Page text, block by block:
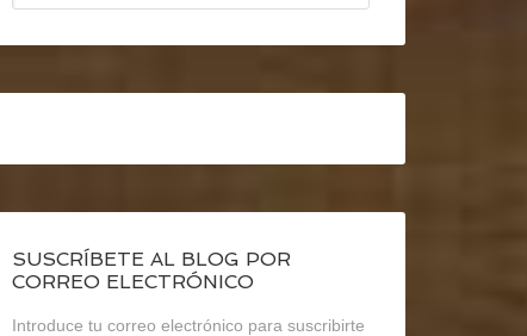
SUSCRÍBETE AL BLOG POR
CORREO ELECTRÓNICO
Introduce tu correo electrónico para suscribirte